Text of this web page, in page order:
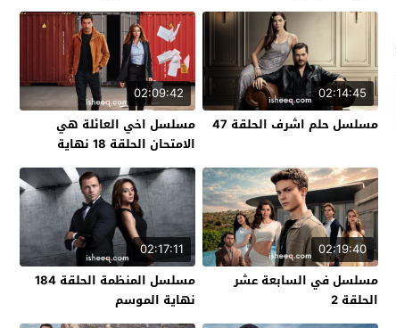
02:14:45
مسلسل حلم اشرف الحلقة 47
02:09:42
مسلسل اخي العائلة هي
الامتحان الحلقة 18 نهاية
الموسم
02:19:40
مسلسل في السابعة عشر
الحلقة 2
02:17:11
مسلسل المنظمة الحلقة 184
نهاية الموسم